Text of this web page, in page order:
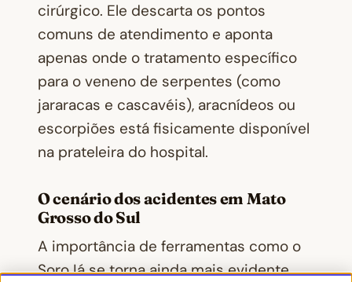
cirúrgico. Ele descarta os pontos
comuns de atendimento e aponta
apenas onde o tratamento específico
para o veneno de serpentes (como
jararacas e cascavéis), aracnídeos ou
escorpiões está fisicamente disponível
na prateleira do hospital.
O cenário dos acidentes em Mato
Grosso do Sul
A importância de ferramentas como o
SoroJá se torna ainda mais evidente